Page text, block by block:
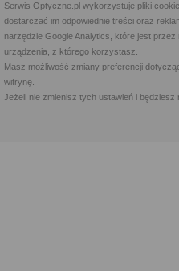
Serwis Optyczne.pl wykorzystuje pliki
dostarczać im odpowiednie treści oraz
narzędzie Google Analytics, które jest
urządzenia, z którego korzystasz.
Masz możliwość zmiany preferencji
witrynę.
Jeżeli nie zmienisz tych ustawień i